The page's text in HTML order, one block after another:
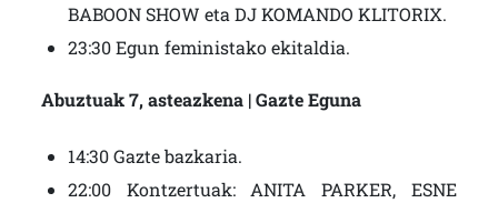
BABOON SHOW eta DJ KOMANDO KLITORIX.
23:30 Egun feministako ekitaldia.
Abuztuak 7, asteazkena | Gazte Eguna
14:30 Gazte bazkaria.
22:00 Kontzertuak: ANITA PARKER, ESNE